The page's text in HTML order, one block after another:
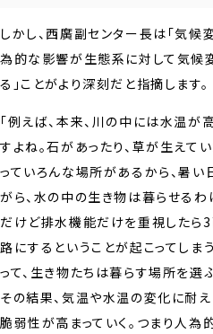
しかし、西廣副センター長は「気候
為的な影響が生態系に対して気候
る」ことがより深刻だと指摘します。
「例えば、本来、川の中には水温が
すよね。石があったり、草が生えて
っていろんな場所があるから、暑
がら、水の中の生き物は暮らせるわ
だけど排水機能だけを重視したら
路にするということが起こってし
って、生き物たちは暮らす場所を選
その結果、気温や水温の変化に耐
脆弱性が高まっていく。つまり人為